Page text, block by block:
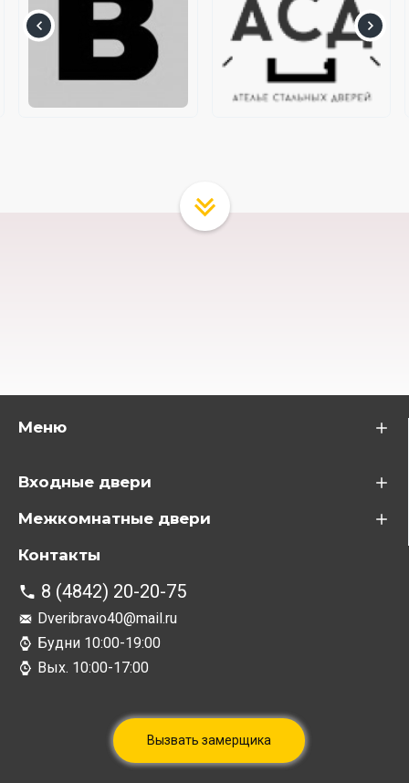
Меню
Входные двери
Межкомнатные двери
Контакты
8 (4842) 20-20-75
Dveribravo40@mail.ru
Будни 10:00-19:00
Вых. 10:00-17:00
Вызвать замерщика